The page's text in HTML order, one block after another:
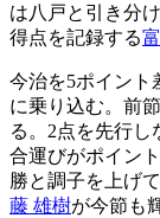
は八戸と引き分
得点を記録する
今治を5ポイント
に乗り込む。前
る。2点を先行
合運びがポイン
勝と調子を上げ
藤 雄樹が今節も